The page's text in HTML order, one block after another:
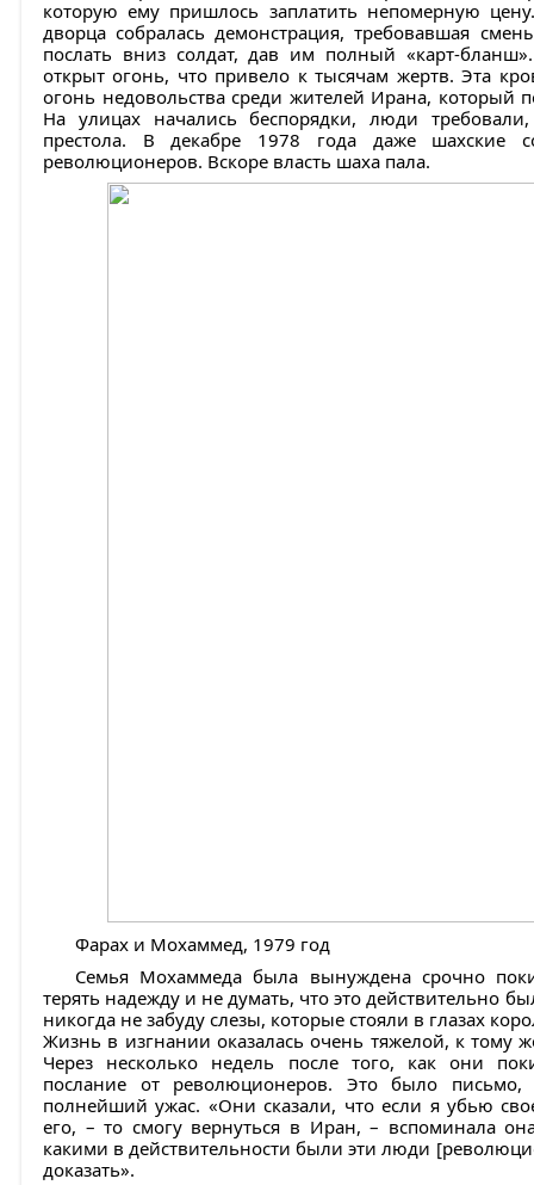
которую ему пришлось заплатить непомерную
дворца собралась демонстрация, требовавшая
послать вниз солдат, дав им полный «карт-
открыт огонь, что привело к тысячам жертв. Эта
огонь недовольства среди жителей Ирана, который
На улицах начались беспорядки, люди
престола. В декабре 1978 года даже шахские
революционеров. Вскоре власть шаха пала.
Фарах и Мохаммед, 1979 год
Семья Мохаммеда была вынуждена срочно
терять надежду и не думать, что это действительно
никогда не забуду слезы, которые стояли в глазах
Жизнь в изгнании оказалась очень тяжелой, к тому
Через несколько недель после того, как они
послание от революционеров. Это было
полнейший ужас. «Они сказали, что если я убью
его, – то смогу вернуться в Иран, – вспоминала
какими в действительности были эти люди
доказать».